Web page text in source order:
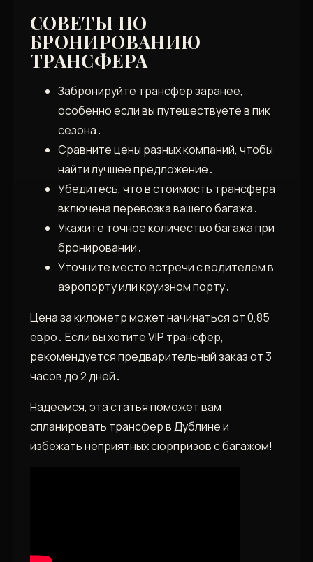
СОВЕТЫ ПО
БРОНИРОВАНИЮ
ТРАНСФЕРА
Забронируйте трансфер заранее‚
особенно если вы путешествуете в пик
сезона․
Сравните цены разных компаний‚ чтобы
найти лучшее предложение․
Убедитесь‚ что в стоимость трансфера
включена перевозка вашего багажа․
Укажите точное количество багажа при
бронировании․
Уточните место встречи с водителем в
аэропорту или круизном порту․
Цена за километр может начинаться от 0‚85
евро․ Если вы хотите VIP трансфер‚
рекомендуется предварительный заказ от 3
часов до 2 дней․
Надеемся‚ эта статья поможет вам
спланировать трансфер в Дублине и
избежать неприятных сюрпризов с багажом!